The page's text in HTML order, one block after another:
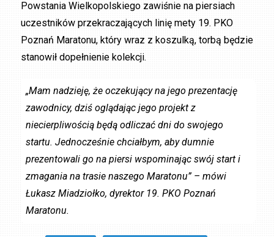
Powstania Wielkopolskiego zawiśnie na piersiach
uczestników przekraczających linię mety 19. PKO
Poznań Maratonu, który wraz z koszulką, torbą będzie
stanowił dopełnienie kolekcji.
„Mam nadzieję, że oczekujący na jego prezentację
zawodnicy, dziś oglądając jego projekt z
niecierpliwością będą odliczać dni do swojego
startu. Jednocześnie chciałbym, aby dumnie
prezentowali go na piersi wspominając swój start i
zmagania na trasie naszego Maratonu” – mówi
Łukasz Miadziołko, dyrektor 19. PKO Poznań
Maratonu.